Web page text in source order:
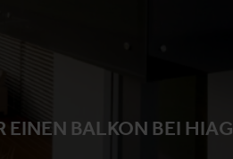
EINEN BALKON BEI HIAG